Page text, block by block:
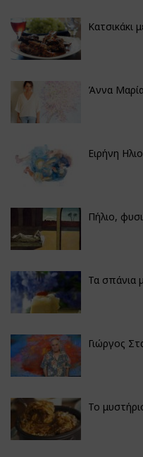
Κατσικάκι
Άννα
Ειρήνη
Πήλιο,
Τα σπάνια
Γιώργος
Το